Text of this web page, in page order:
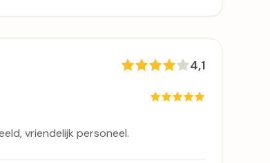
4,1
vriendelijk personeel.